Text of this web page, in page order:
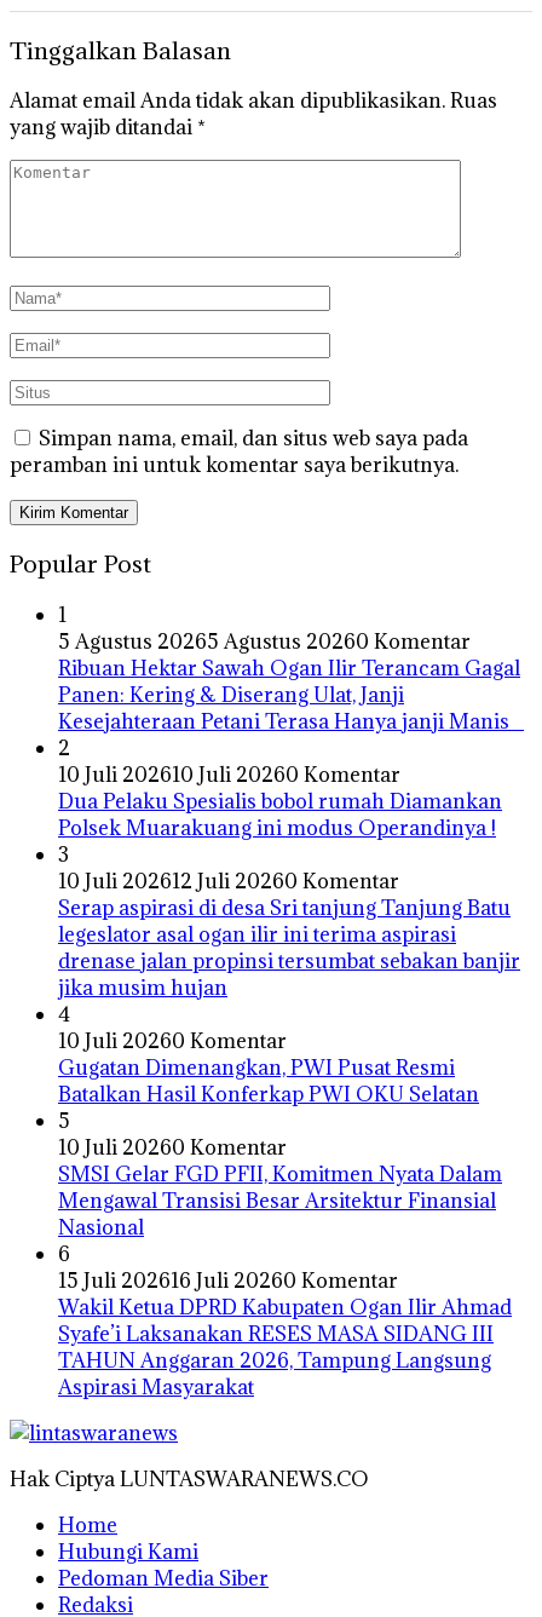
Tinggalkan Balasan
Alamat email Anda tidak akan dipublikasikan.Ruas
yang wajib ditandai *
Simpan nama, email, dan situs web saya pada
peramban ini untuk komentar saya berikutnya.
Popular Post
1
5 Agustus 20265 Agustus 20260 Komentar
Ribuan Hektar Sawah Ogan Ilir Terancam Gagal
Panen: Kering & Diserang Ulat, Janji
Kesejahteraan Petani Terasa Hanya janji Manis
2
10 Juli 202610 Juli 20260 Komentar
Dua Pelaku Spesialis bobol rumah Diamankan
Polsek Muarakuang ini modus Operandinya !
3
10 Juli 202612 Juli 20260 Komentar
Serap aspirasi di desa Sri tanjung Tanjung Batu
legeslator asal ogan ilir ini terima aspirasi
drenase jalan propinsi tersumbat sebakan banjir
jika musim hujan
4
10 Juli 20260 Komentar
Gugatan Dimenangkan, PWI Pusat Resmi
Batalkan Hasil Konferkap PWI OKU Selatan
5
10 Juli 20260 Komentar
SMSI Gelar FGD PFII, Komitmen Nyata Dalam
Mengawal Transisi Besar Arsitektur Finansial
Nasional
6
15 Juli 202616 Juli 20260 Komentar
Wakil Ketua DPRD Kabupaten Ogan Ilir Ahmad
Syafe’i Laksanakan RESES MASA SIDANG III
TAHUN Anggaran 2026, Tampung Langsung
Aspirasi Masyarakat
Hak Ciptya LUNTASWARANEWS.CO
Home
Hubungi Kami
Pedoman Media Siber
Redaksi